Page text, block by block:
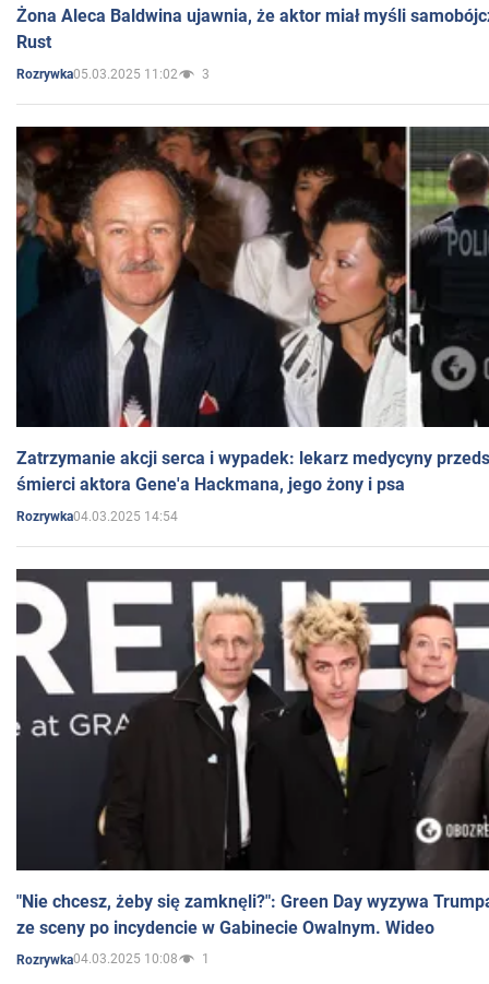
Żona Aleca Baldwina ujawnia, że aktor miał myśli
Rust
Rozrywka05.03.2025 11:02 3
Zatrzymanie akcji serca i wypadek: lekarz medycyny
śmierci aktora Gene'a Hackmana, jego żony i psa
Rozrywka04.03.2025 14:54
"Nie chcesz, żeby się zamknęli?": Green Day wyzywa
ze sceny po incydencie w Gabinecie Owalnym. Wideo
Rozrywka04.03.2025 10:08 1